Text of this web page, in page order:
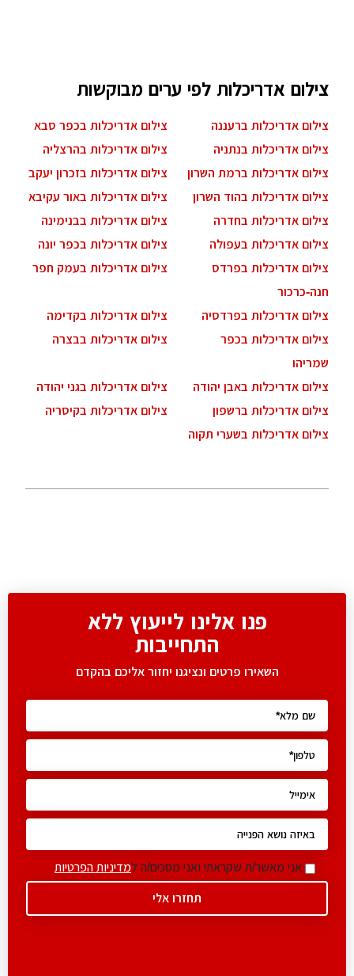
צילום אדריכלות לפי ערים מבוקשות
צילום אדריכלות ברעננה
צילום אדריכלות בכפר סבא
צילום אדריכלות בנתניה
צילום אדריכלות בהרצליה
צילום אדריכלות ברמת השרון
צילום אדריכלות בזכרון יעקב
צילום אדריכלות בהוד השרון
צילום אדריכלות באור עקיבא
צילום אדריכלות בחדרה
צילום אדריכלות בבנימינה
צילום אדריכלות בעפולה
צילום אדריכלות בכפר יונה
צילום אדריכלות בפרדס
חנה-כרכור
צילום אדריכלות בעמק חפר
צילום אדריכלות בפרדסיה
צילום אדריכלות בקדימה
צילום אדריכלות בכפר
שמריהו
צילום אדריכלות בבצרה
צילום אדריכלות באבן יהודה
צילום אדריכלות בגני יהודה
צילום אדריכלות ברשפון
צילום אדריכלות בקיסריה
צילום אדריכלות בשערי תקוה
פנו אלינו לייעוץ ללא
התחייבות
השאירו פרטים ונציגנו יחזור אליכם בהקדם
אני מאשר/ת שקראתי ואני מסכים/ה למדיניות הפרטיות